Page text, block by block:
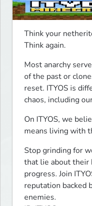
Think your
Think again.
Most anarchy
of the past or
reset. ITYOS is
chaos, including
On ITYOS, we
means living with
Stop grinding for
that lie about their
progress. Join
reputation backed
enemies.